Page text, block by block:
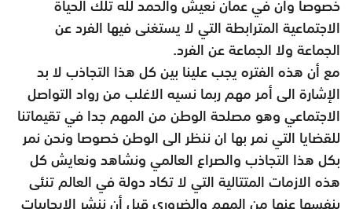
الاجتماعية المترابطة التي لا يستغنى فيها الفرد عن
الجماعة ولا الجماعة عن الفرد.
مع أن هذه الفتره يجب علينا بين كل هذا التجاذب لا بد
الإشارة الى أمر مهم ربما نسيه الاغلب من رواد التواصل
الاجتماعي وهو مصلحة الوطن من المهم جدا في تقيماتنا
للقضايا التي نمر بها ان ننظر الى الوطن خصوصا ونحن نمر
بكل هذا التجاذب والصراع العالمي ونشاهد ونعايش كل
هذه الازمات المتتالية التي لا تكاد دولة في العالم تنئى
بنفسها عنها من المهم والضروري قبل أن ننشر الإيجابيات